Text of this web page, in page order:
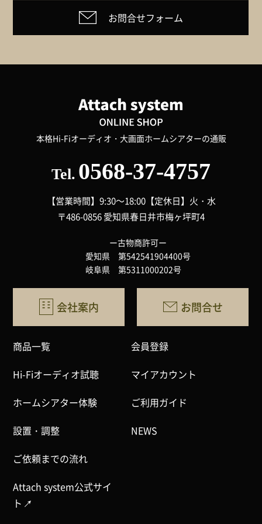
お問合せフォーム
本格Hi-Fiオーディオ・大画面ホームシアターの通販
Tel. 0568-37-4757
【営業時間】9:30～18:00【定休日】火・水
〒486-0856 愛知県春日井市梅ヶ坪町4
ー古物商許可ー
愛知県 第542541904400号
岐阜県 第5311000202号
会社案内 お問合せ
商品一覧
Hi-Fiオーディオ試聴
ホームシアター体験
設置・調整
ご依頼までの流れ
Attach system公式サイ
ト
会員登録
マイアカウント
ご利用ガイド
NEWS